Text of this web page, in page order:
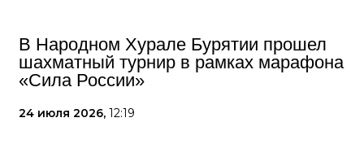
В Народном Хурале Бурятии прошел
шахматный турнир в рамках марафона
«Сила России»
24 июля 2026, 12:19